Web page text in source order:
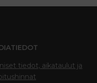
tiedot, aikataulut ja